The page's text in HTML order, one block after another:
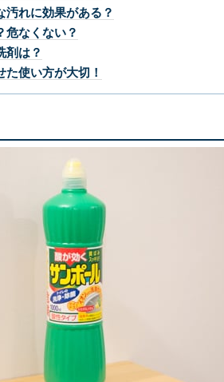
汚れに効果がある？
危なくない？
剤は？
使い方が大切！